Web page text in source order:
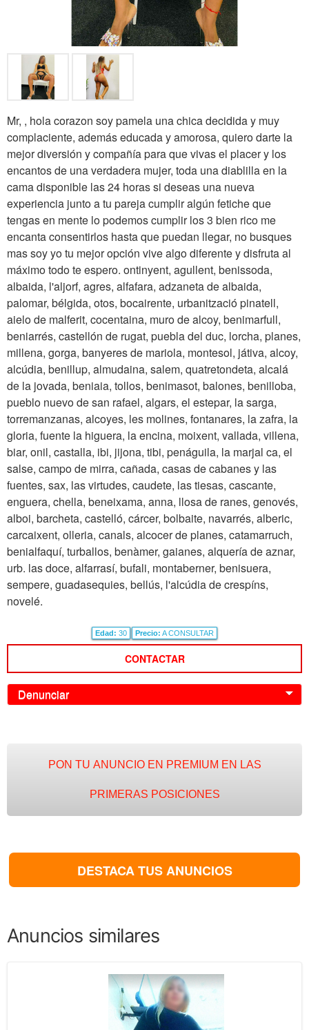
Mr, , hola corazon soy pamela una chica decidida y muy
complaciente, además educada y amorosa, quiero darte la
mejor diversión y compañía para que vivas el placer y los
encantos de una verdadera mujer, toda una diablilla en la
cama disponible las 24 horas si deseas una nueva
experiencia junto a tu pareja cumplir algún fetiche que
tengas en mente lo podemos cumplir los 3 bien rico me
encanta consentirlos hasta que puedan llegar, no busques
mas soy yo tu mejor opción vive algo diferente y disfruta al
máximo todo te espero. ontinyent, agullent, benissoda,
albaida, l'aljorf, agres, alfafara, adzaneta de albaida,
palomar, bélgida, otos, bocairente, urbanització pinatell,
aielo de malferit, cocentaina, muro de alcoy, benimarfull,
beniarrés, castellón de rugat, puebla del duc, lorcha, planes,
millena, gorga, banyeres de mariola, montesol, játiva, alcoy,
alcúdia, benillup, almudaina, salem, quatretondeta, alcalá
de la jovada, beniaia, tollos, benimasot, balones, benilloba,
pueblo nuevo de san rafael, algars, el estepar, la sarga,
torremanzanas, alcoyes, les molines, fontanares, la zafra, la
gloria, fuente la higuera, la encina, moixent, vallada, villena,
biar, onil, castalla, ibi, jijona, tibi, penáguila, la marjal ca, el
salse, campo de mirra, cañada, casas de cabanes y las
fuentes, sax, las virtudes, caudete, las tiesas, cascante,
enguera, chella, beneixama, anna, llosa de ranes, genovés,
alboi, barcheta, castelló, cárcer, bolbaite, navarrés, alberic,
carcaixent, olleria, canals, alcocer de planes, catamarruch,
benialfaquí, turballos, benàmer, gaianes, alquería de aznar,
urb. las doce, alfarrasí, bufali, montaberner, benisuera,
sempere, guadasequies, bellús, l'alcúdia de crespíns,
novelé.
Edad: 30 Precio: A CONSULTAR
CONTACTAR
Denunciar 0
PON TU ANUNCIO EN PREMIUM EN LAS
PRIMERAS POSICIONES
DESTACA TUS ANUNCIOS
Anuncios similares